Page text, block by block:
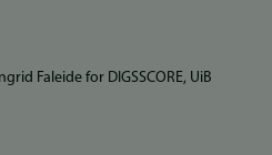
Faleide for DIGSSCORE, UiB